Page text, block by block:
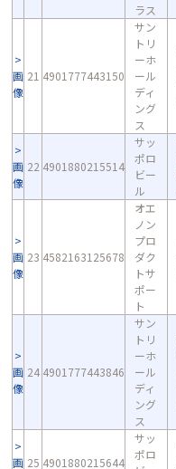
ラス
画
像
21 4901777443150
サン
トリ
ーホ
ール
ディ
ング
ス
画
像
22 4901880215514
サッ
ポロ
ビー
ル
画
像
23 4582163125678
オエ
ノン
プロ
ダク
トサ
ポー
ト
画
像
24 4901777443846
サン
トリ
ーホ
ール
ディ
ング
ス
画 25 4901880215644
サッ
ポロ